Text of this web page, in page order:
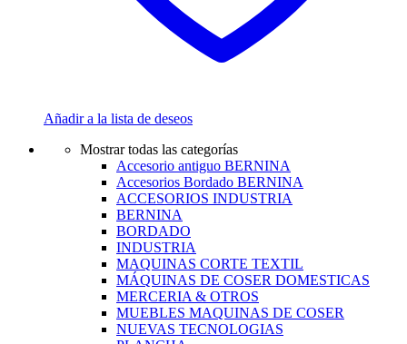
Añadir a la lista de deseos
Mostrar todas las categorías
Accesorio antiguo BERNINA
Accesorios Bordado BERNINA
ACCESORIOS INDUSTRIA
BERNINA
BORDADO
INDUSTRIA
MAQUINAS CORTE TEXTIL
MÁQUINAS DE COSER DOMESTICAS
MERCERIA & OTROS
MUEBLES MAQUINAS DE COSER
NUEVAS TECNOLOGIAS